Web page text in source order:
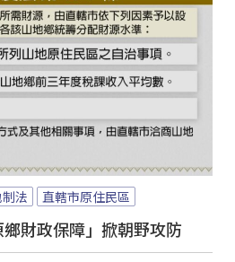
法 直轄市原住民區
財政保障」掀朝野攻防